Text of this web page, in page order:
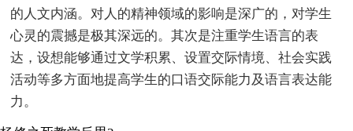
的人文内涵。对人的精神领域的影响是深广的，对学生
心灵的震撼是极其深远的。其次是注重学生语言的表
达，设想能够通过文学积累、设置交际情境、社会实践
活动等多方面地提高学生的口语交际能力及语言表达能
力。